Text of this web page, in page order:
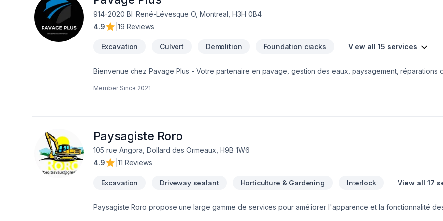
914-2020 Bl. René-Lévesque O, Montreal, H3H 0B4
4.9
19 Reviews
Excavation Culvert Demolition Foundation cracks View all 15 services
Bienvenue chez Pavage Plus - Votre partenaire en pavage, gestion des eaux, paysagement, réparations
construction lourde, allant du pavage de haute qualité à la gestion efficace des eaux pluviales, en passant
Member Since 2021
Paysagiste Roro
105 rue Angora, Dollard des Ormeaux, H9B 1W6
4.9
11 Reviews
Excavation Driveway sealant Horticulture & Gardening Interlock View all 17
Paysagiste Roro propose une large gamme de services pour améliorer l'apparence et la fonctionnalité